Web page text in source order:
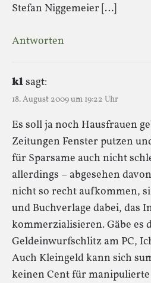
Stefan Niggemeier […]
Antworten
klsagt:
18. August 2009 um 19:22 Uhr
Es soll ja noch Hausfrauen
Zeitungen Fenster putzen
für Sparsame auch nicht
allerdings – abgesehen
nicht so recht aufkommen,
und Buchverlage dabei, das
kommerzialisieren. Gäbe es
Geldeinwurfschlitz am PC,
Auch Kleingeld kann sich
keinen Cent für